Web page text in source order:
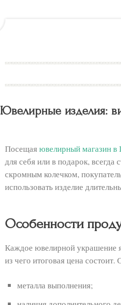
Ювелирные изделия:
Посещаяювелирный магазин в
для себя или в подарок, всегда
скромным колечком,
использовать изделие
Особенности
Каждое ювелирной украшение
из чего итоговая цена
металла выполнения;